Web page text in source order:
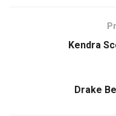
Kendra
Drake